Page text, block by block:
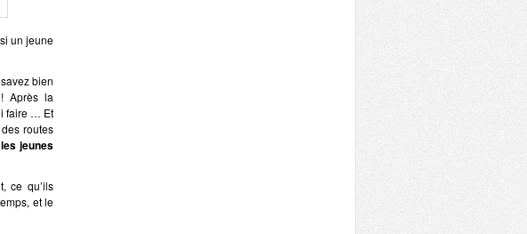
un jeune
bien
Après la
faire … Et
routes
jeunes
ce qu’ils
et le